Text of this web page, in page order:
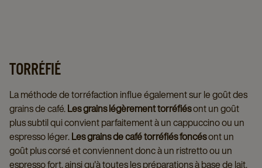
TORRÉFIÉ
La méthode de torréfaction influe également sur le goût des
grains de café.Les grains légèrement torréfiésont un goût
plus subtil qui convient parfaitement à un cappuccino ou un
espresso léger.Les grains de café torréfiés foncésont un
goût plus corsé et conviennent donc à un ristretto ou un
espresso fort, ainsi qu'à toutes les préparations à base de lait.